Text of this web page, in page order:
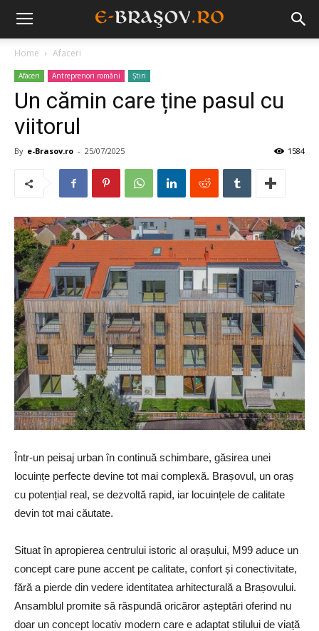
Home Afaceri
Afaceri Antreprenori români Știri
Un cămin care ține pasul cu
viitorul
By e-Brasov.ro - 25/07/2025 1584
Într-un peisaj urban în continuă schimbare, găsirea unei
locuințe perfecte devine tot mai complexă. Brașovul, un oraș
cu potențial real, se dezvoltă rapid, iar locuințele de calitate
devin tot mai căutate.
Situat în apropierea centrului istoric al orașului, M99 aduce un
concept care pune accent pe calitate, confort și conectivitate,
fără a pierde din vedere identitatea arhitecturală a Brașovului.
Ansamblul promite să răspundă oricăror așteptări oferind nu
doar un concept locativ modern care e adaptat stilului de viață